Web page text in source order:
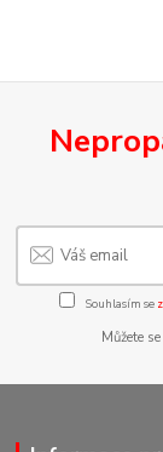
Souhlasím se
Můžete